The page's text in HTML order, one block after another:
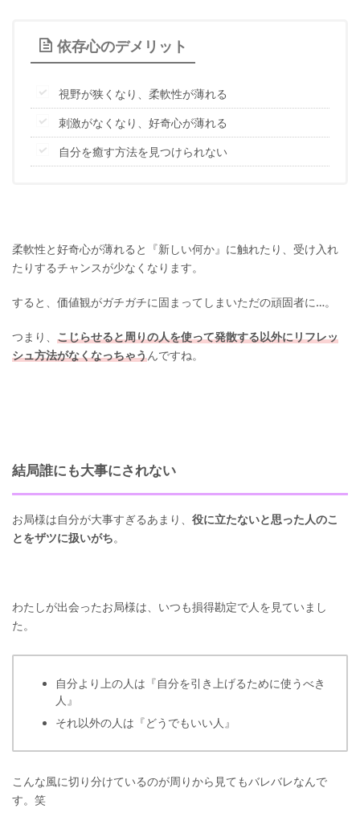
依存心のデメリット
視野が狭くなり、柔軟性が薄れる
刺激がなくなり、好奇心が薄れる
自分を癒す方法を見つけられない
柔軟性と好奇心が薄れると『新しい何か』に触れたり、受け入れ
たりするチャンスが少なくなります。
すると、価値観がガチガチに固まってしまいただの頑固者に…。
つまり、 こじらせると周りの人を使って発散する以外にリフレッ
シュ方法がなくなっちゃうんですね。
結局誰にも大事にされない
お局様は自分が大事すぎるあまり、 役に立たないと思った人のこ
とをザツに扱いがち。
わたしが出会ったお局様は、いつも損得勘定で人を見ていまし
た。
自分より上の人は『自分を引き上げるために使うべき
人』
それ以外の人は『どうでもいい人』
こんな風に切り分けているのが周りから見てもバレバレなんで
す。笑